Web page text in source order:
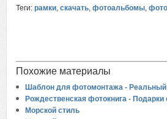
Теги: рамки, скачать, фотоальбомы,
Похожие материалы
Шаблон для фотомонтажа - Реальный
Рождественская фотокнига - Подарки
Морской стиль